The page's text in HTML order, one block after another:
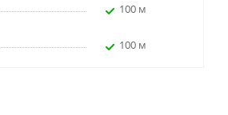
100 м
100 м